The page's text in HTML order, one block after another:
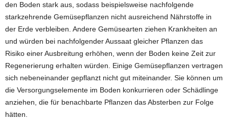
den Boden stark aus, sodass beispielsweise nachfolgende
starkzehrende Gemüsepflanzen nicht ausreichend Nährstoffe in
der Erde verbleiben. Andere Gemüsearten ziehen Krankheiten an
und würden bei nachfolgender Aussaat gleicher Pflanzen das
Risiko einer Ausbreitung erhöhen, wenn der Boden keine Zeit zur
Regenerierung erhalten würden. Einige Gemüsepflanzen vertragen
sich nebeneinander gepflanzt nicht gut miteinander. Sie können um
die Versorgungselemente im Boden konkurrieren oder Schädlinge
anziehen, die für benachbarte Pflanzen das Absterben zur Folge
hätten.